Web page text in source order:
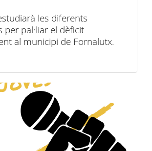
les diferents
per pal·liar el dèficit
al municipi de Fornalutx.